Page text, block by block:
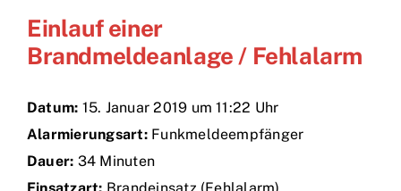
Bürgerinfo
Technik
Einlauf einer
Brandmeldeanlage / Fehlalarm
Datum: 15. Januar 2019 um 11:22 Uhr
Alarmierungsart:Funkmeldeempfänger
Dauer: 34 Minuten